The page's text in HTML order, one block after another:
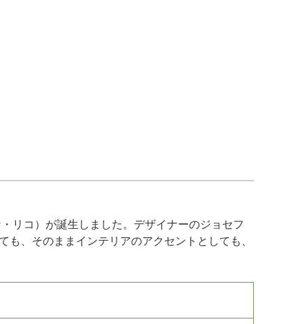
リコ）が誕生しました。デザイナーのジョセフ
、そのままインテリアのアクセントとしても、